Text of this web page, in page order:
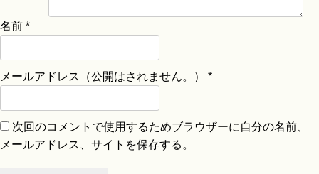
名前 *
メールアドレス（公開はされません。） *
次回のコメントで使用するためブラウザーに自分の名前、
メールアドレス、サイトを保存する。